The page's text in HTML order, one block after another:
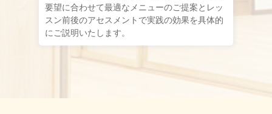
要望に合わせて最適なメニューのご提案とレッ
スン前後のアセスメントで実践の効果を具体的
にご説明いたします。